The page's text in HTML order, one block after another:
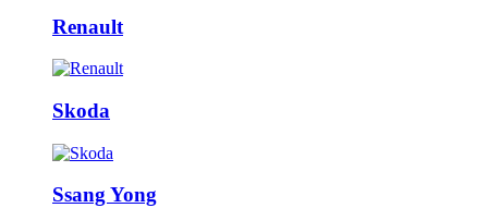
Renault
Skoda
Ssang Yong